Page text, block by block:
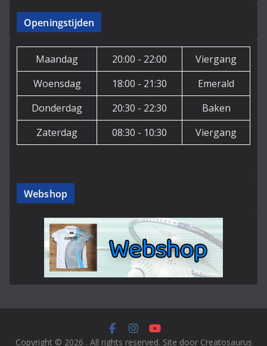
Openingstijden
Maandag 20:00 - 22:00
Viergang
Woensdag
18:00 - 21:30
Emerald
Donderdag
20:30 - 22:30
Baken
Zaterdag
08:30 - 10:30 Viergang
Webshop
Copyright © 2026 . All rights reserved. Site door Creatosaurus